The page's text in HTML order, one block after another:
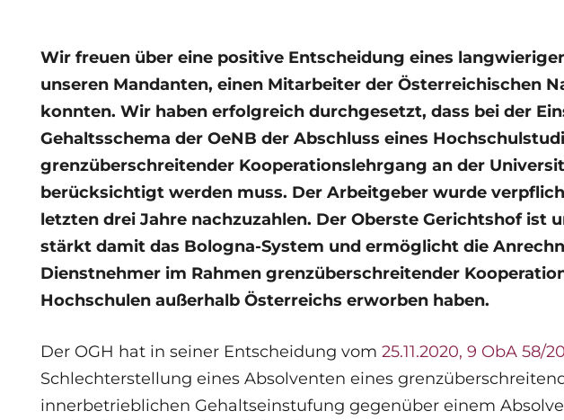
Wir freuen über eine positive Entscheidung eines
unseren Mandanten, einen Mitarbeiter der Österreichischen
konnten. Wir haben erfolgreich durchgesetzt, dass bei der
Gehaltsschema der OeNB der Abschluss eines
grenzüberschreitender Kooperationslehrgang an der
berücksichtigt werden muss. Der Arbeitgeber wurde
letzten drei Jahre nachzuzahlen. Der Oberste Gerichtshof ist
stärkt damit das Bologna-System und ermöglicht die
Dienstnehmer im Rahmen grenzüberschreitender
Hochschulen außerhalb Österreichs erworben haben.
Der OGH hat in seiner Entscheidung vom 25.11.2020, 9 ObA 58/
Schlechterstellung eines Absolventen eines
innerbetrieblichen Gehaltseinstufung gegenüber einem